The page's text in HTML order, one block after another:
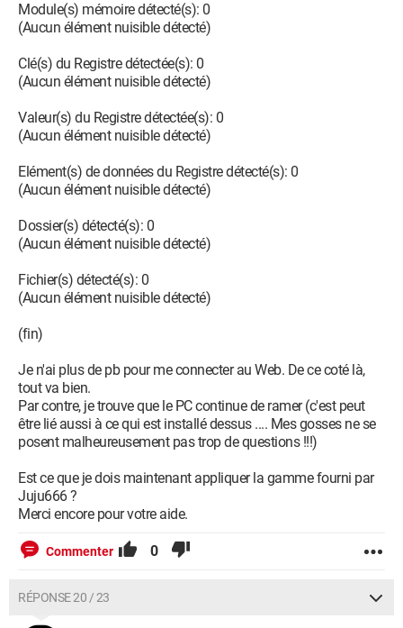
Module(s) mémoire détecté(s): 0
(Aucun élément nuisible détecté)
Clé(s) du Registre détectée(s): 0
(Aucun élément nuisible détecté)
Valeur(s) du Registre détectée(s): 0
(Aucun élément nuisible détecté)
Elément(s) de données du Registre détecté(s): 0
(Aucun élément nuisible détecté)
Dossier(s) détecté(s): 0
(Aucun élément nuisible détecté)
Fichier(s) détecté(s): 0
(Aucun élément nuisible détecté)
(fin)
Je n'ai plus de pb pour me connecter au Web. De ce coté là,
tout va bien.
Par contre, je trouve que le PC continue de ramer (c'est peut
être lié aussi à ce qui est installé dessus .... Mes gosses ne se
posent malheureusement pas trop de questions !!!)
Est ce que je dois maintenant appliquer la gamme fourni par
Juju666 ?
Merci encore pour votre aide.
Commenter 0
RÉPONSE 20 / 23